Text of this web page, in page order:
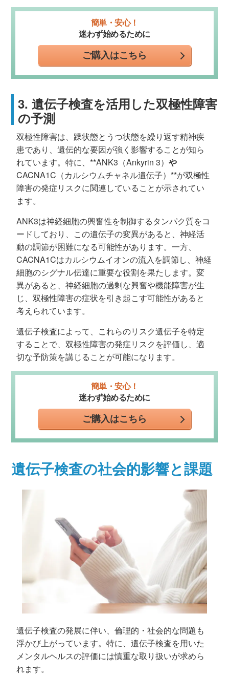
簡単・安心！
迷わず始めるために
ご購入はこちら
3. 遺伝子検査を活用した双極性障害
の予測
双極性障害は、躁状態とうつ状態を繰り返す精神疾
患であり、遺伝的な要因が強く影響することが知ら
れています。特に、**ANK3（Ankyrin 3）や
CACNA1C（カルシウムチャネル遺伝子）**が双極性
障害の発症リスクに関連していることが示されてい
ます。
ANK3は神経細胞の興奮性を制御するタンパク質をコ
ードしており、この遺伝子の変異があると、神経活
動の調節が困難になる可能性があります。一方、
CACNA1Cはカルシウムイオンの流入を調節し、神経
細胞のシグナル伝達に重要な役割を果たします。変
異があると、神経細胞の過剰な興奮や機能障害が生
じ、双極性障害の症状を引き起こす可能性があると
考えられています。
遺伝子検査によって、これらのリスク遺伝子を特定
することで、双極性障害の発症リスクを評価し、適
切な予防策を講じることが可能になります。
簡単・安心！
迷わず始めるために
ご購入はこちら
遺伝子検査の社会的影響と課題
遺伝子検査の発展に伴い、倫理的・社会的な問題も
浮かび上がっています。特に、遺伝子検査を用いた
メンタルヘルスの評価には慎重な取り扱いが求めら
れます。